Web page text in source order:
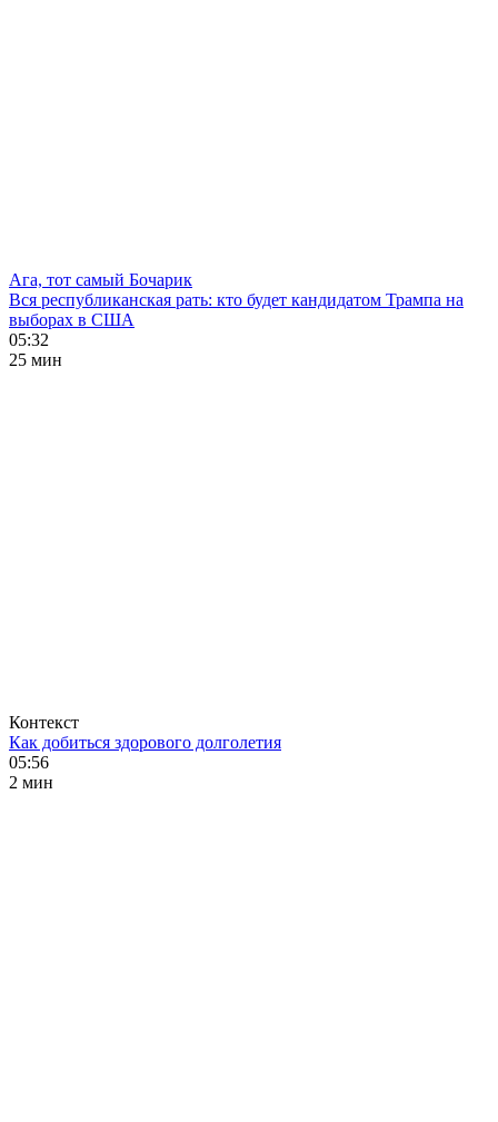
Ага, тот самый Бочарик
Вся республиканская рать: кто будет кандидатом Трампа на
выборах в США
05:32
25 мин
Контекст
Как добиться здорового долголетия
05:56
2 мин